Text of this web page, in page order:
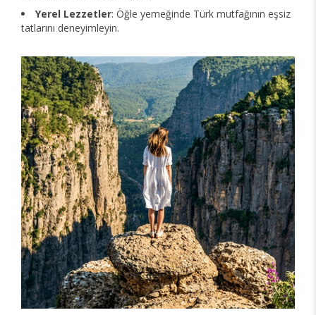
Yerel Lezzetler: Öğle yemeğinde Türk mutfağının eşsiz
tatlarını deneyimleyin.